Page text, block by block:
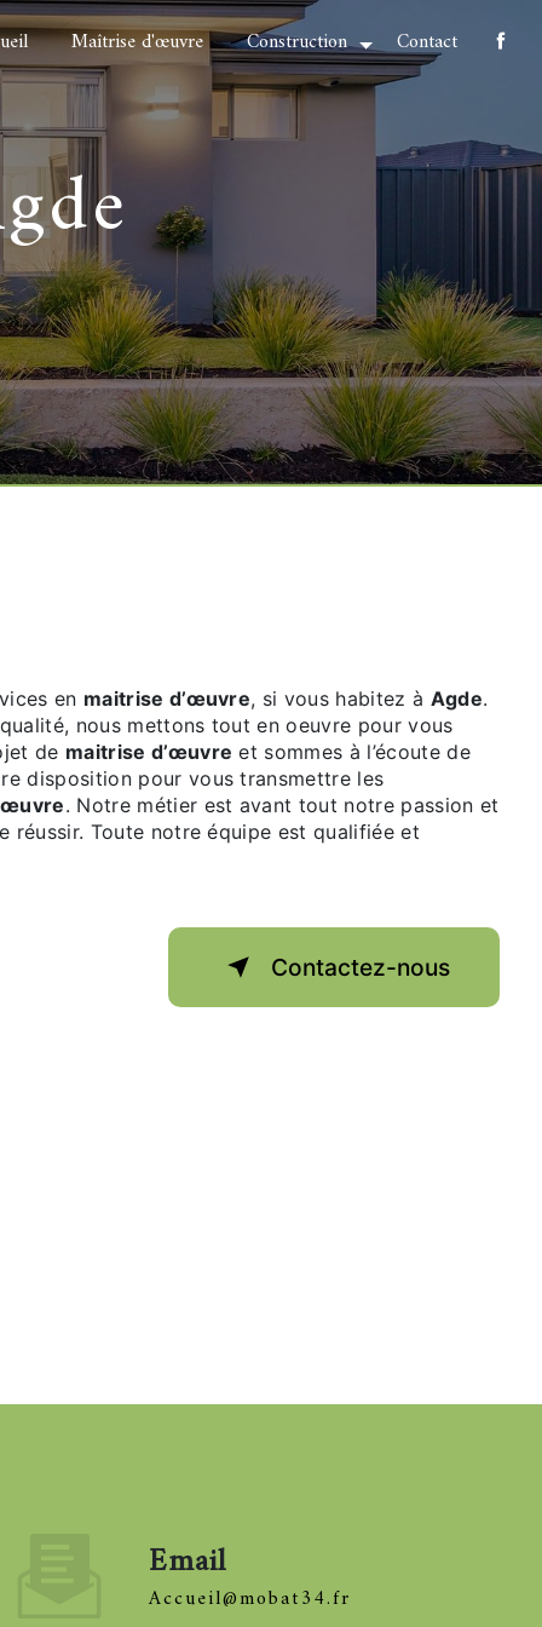
Maîtrise d'œuvre Construction Contact
en maitrise d’œuvre, si vous habitez à Agde.
nous mettons tout en oeuvre pour vous
de maitrise d’œuvre et sommes à l’écoute de
disposition pour vous transmettre les
. Notre métier est avant tout notre passion et
Toute notre équipe est qualifiée et
Contactez-nous
Email
accueil@mobat34.fr